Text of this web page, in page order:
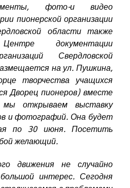
фото-и видео
пионерской организации
области также
документации
Свердловской
на ул. Пушкина,
творчества учащихся
Дворец пионеров) вместе
открываем выставку
и фотографий. Она будет
по 30 июня. Посетить
желающий.
движения не случайно
интерес. Сегодня